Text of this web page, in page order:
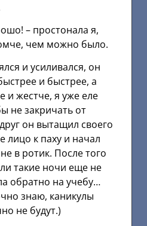
– простонала я,
чем можно было.
и усиливался, он
и быстрее, а
и жестче, я уже еле
не закричать от
он вытащил своего
лицо к паху и начал
в ротик. После того
такие ночи еще не
обратно на учебу…
знаю, каникулы
не будут.)